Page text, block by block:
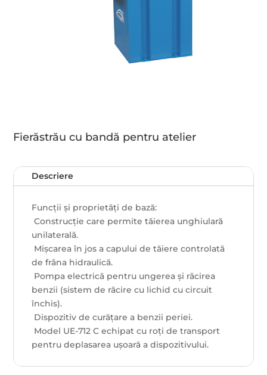
Fierăstrău cu bandă pentru atelier
Descriere
Funcții și proprietăți de bază:
 Construcție care permite tăierea unghiulară
unilaterală.
 Mișcarea în jos a capului de tăiere controlată
de frâna hidraulică.
 Pompa electrică pentru ungerea și răcirea
benzii (sistem de răcire cu lichid cu circuit
închis).
 Dispozitiv de curățare a benzii periei.
 Model UE-712 C echipat cu roți de transport
pentru deplasarea ușoară a dispozitivului.